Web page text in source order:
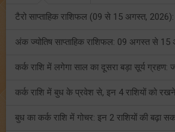
अंक ज्योतिष साप्ताहिक राशिफल: 09 अगस्त से